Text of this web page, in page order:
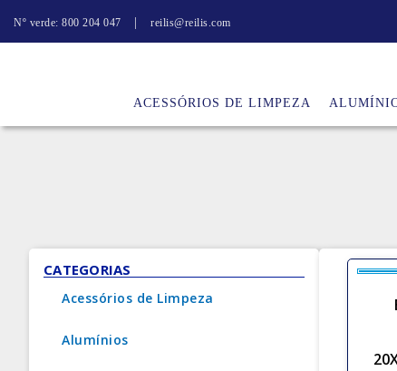
Nº verde: 800 204 047 reilis@reilis.com
ACESSÓRIOS DE LIMPEZA
CATEGORIAS
Acessórios de Limpeza
Alumínios